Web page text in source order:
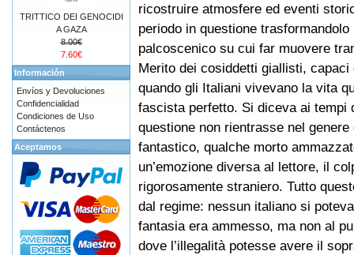
ricostruire atmosfere ed eventi
periodo in questione
palcoscenico su cui far muovere
Merito dei cosiddetti giallisti,
quando gli Italiani vivevano la vita
fascista perfetto. Si diceva ai tempi
questione non rientrasse nel
fantastico, qualche morto
un’emozione diversa al lettore, il
rigorosamente straniero. Tutto
dal regime: nessun italiano si
fantasia era ammesso, ma non al
dove l’illegalità potesse avere il
TRITTICO DEI GENOCIDI
A GAZA
8.00€
7.60€
Información
Envíos y Devoluciones
Confidencialidad
Condiciones de Uso
Contáctenos
Aceptamos